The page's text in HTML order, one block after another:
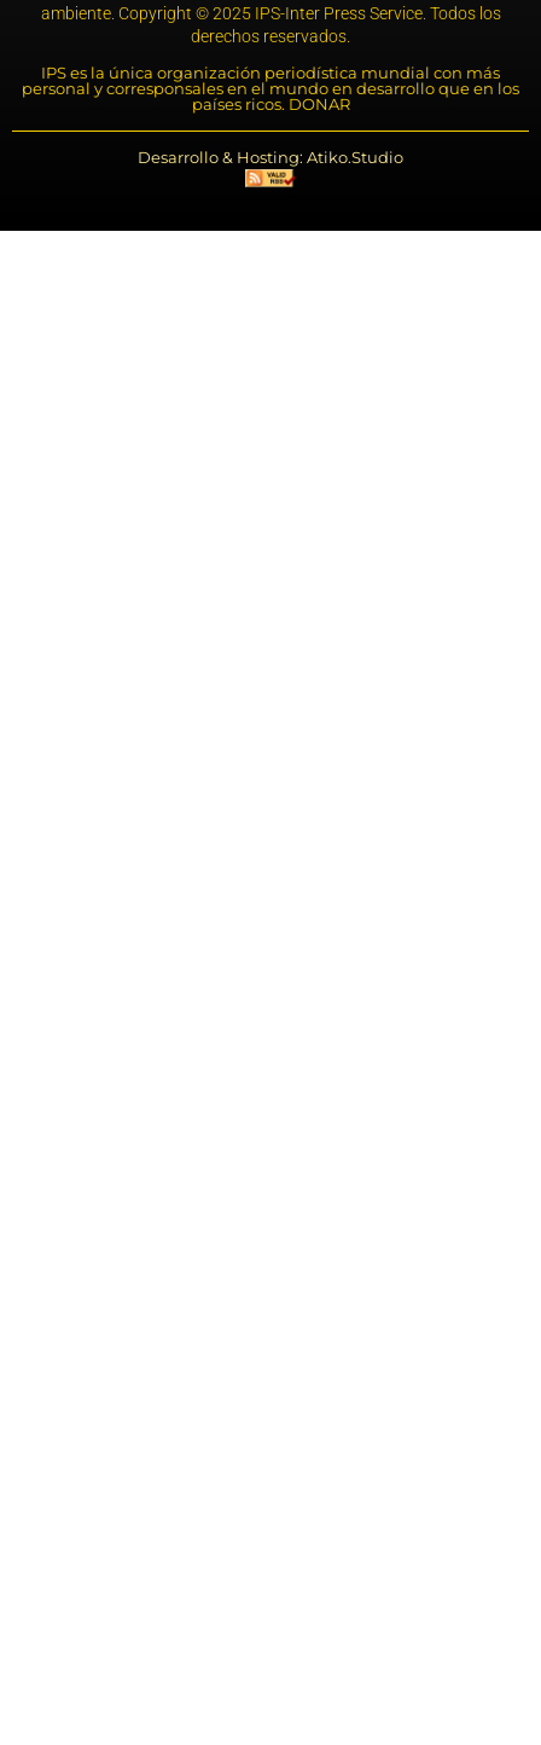
ambiente. Copyright © 2025 IPS-Inter Press Service. Todos los
derechos reservados.
IPS es la única organización periodística mundial con más
personal y corresponsales en el mundo en desarrollo que en los
países ricos. DONAR
Desarrollo & Hosting: Atiko.Studio